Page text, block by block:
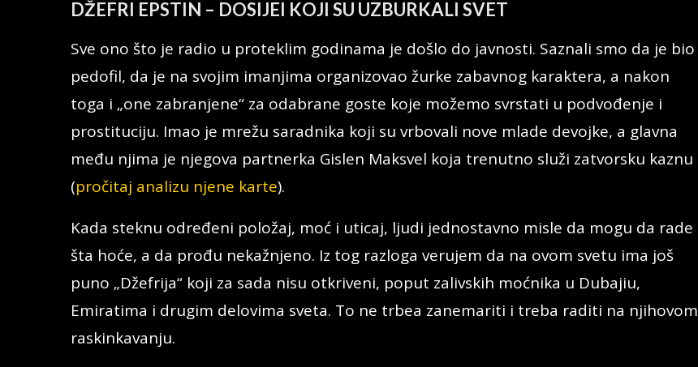
DŽEFRI EPSTIN – DOSIJEI KOJI SU UZBURKALI SVET
Sve ono što je radio u proteklim godinama je došlo do javnosti. Saznali smo da je bio
pedofil, da je na svojim imanjima organizovao žurke zabavnog karaktera, a nakon
toga i „one zabranjene“ za odabrane goste koje možemo svrstati u podvođenje i
prostituciju. Imao je mrežu saradnika koji su vrbovali nove mlade devojke, a glavna
među njima je njegova partnerka Gislen Maksvel koja trenutno služi zatvorsku kaznu
(pročitaj analizu njene karte).
Kada steknu određeni položaj, moć i uticaj, ljudi jednostavno misle da mogu da rade
šta hoće, a da prođu nekažnjeno. Iz tog razloga verujem da na ovom svetu ima još
puno „Džefrija“ koji za sada nisu otkriveni, poput zalivskih moćnika u Dubajiu,
Emiratima i drugim delovima sveta. To ne trbea zanemariti i treba raditi na njihovom
raskinkavanju.